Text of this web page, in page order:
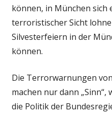
können, in München sich
terroristischer Sicht
Silvesterfeiern in der
können.
Die Terrorwarnungen
machen nur dann
die Politik der